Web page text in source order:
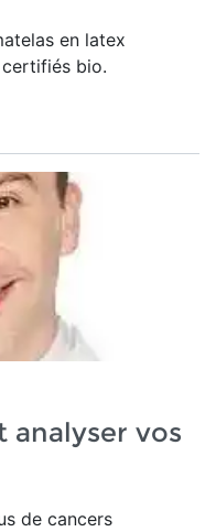
en latex
bio.
analyser vos
de cancers